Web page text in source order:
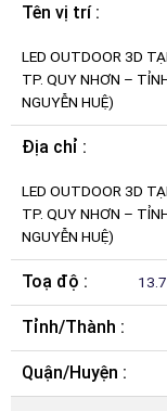
Tên vị trí :
LED OUTDOOR 3D
TP. QUY NHƠN –
NGUYỄN HUỆ)
Địa chỉ :
LED OUTDOOR 3D
TP. QUY NHƠN –
NGUYỄN HUỆ)
Toạ độ :
Tỉnh/Thành :
Quận/Huyện :